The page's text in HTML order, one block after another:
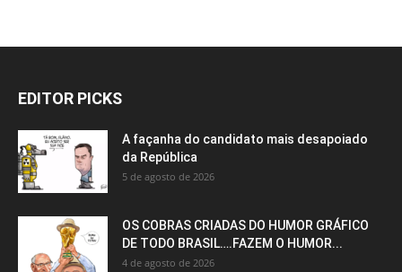
EDITOR PICKS
A façanha do candidato mais desapoiado
da República
5 de agosto de 2026
OS COBRAS CRIADAS DO HUMOR GRÁFICO
DE TODO BRASIL….FAZEM O HUMOR...
4 de agosto de 2026